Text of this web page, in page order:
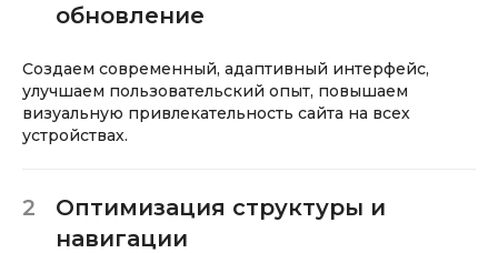
обновление
Создаем современный, адаптивный интерфейс,
улучшаем пользовательский опыт, повышаем
визуальную привлекательность сайта на всех
устройствах.
2
Оптимизация структуры и
навигации